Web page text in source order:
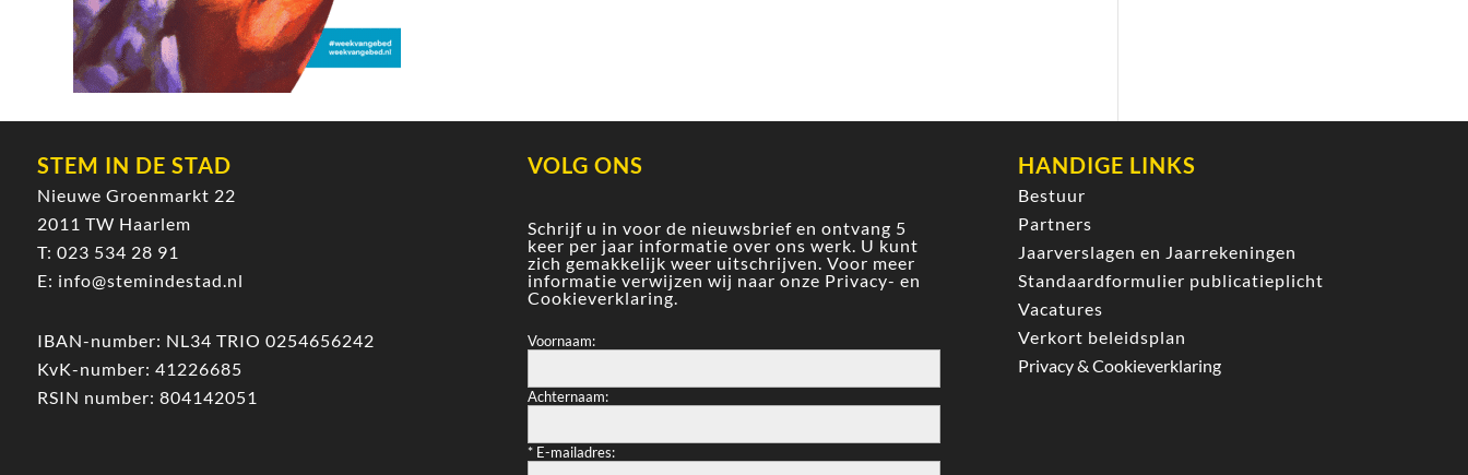
STEM IN DE STAD
Nieuwe Groenmarkt 22
2011 TW Haarlem
T: 023 534 28 91
E: info@stemindestad.nl
IBAN-number: NL34 TRIO 0254656242
KvK-number: 41226685
RSIN number: 804142051
VOLG ONS
Schrijf u in voor de nieuwsbrief en ontvang 5
keer per jaar informatie over ons werk. U kunt
zich gemakkelijk weer uitschrijven. Voor meer
informatie verwijzen wij naar onze Privacy- en
Cookieverklaring.
Voornaam:
Achternaam:
*E-mailadres:
HANDIGE LINKS
Bestuur
Partners
Jaarverslagen en Jaarrekeningen
Standaardformulier publicatieplicht
Vacatures
Verkort beleidsplan
Privacy & Cookieverklaring